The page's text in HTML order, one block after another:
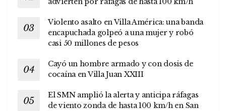
Violento asalto en Villa América: una banda
encapuchada golpeó a una mujer y robó
casi 50 millones de pesos
Cayó un hombre armado y con dosis de
cocaína en Villa Juan XXIII
El SMN amplió la alerta y anticipa ráfagas
de viento zonda de hasta 100 km/h en San